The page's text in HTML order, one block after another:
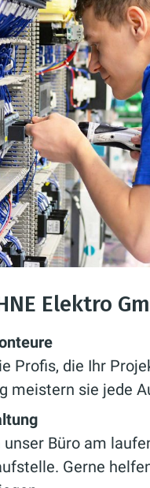
Elektro
Profis, die Ihr
meistern sie jede
Büro am
Gerne